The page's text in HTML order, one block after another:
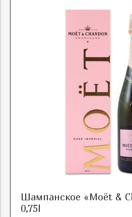
Шампанское «Moët &
0,75l